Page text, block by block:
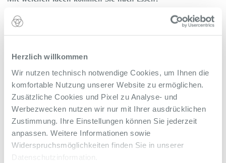
Herzlich willkommen
Wir nutzen technisch notwendige Cookies, um Ihnen die
komfortable Nutzung unserer Website zu ermöglichen.
Zusätzliche Cookies und Pixel zu Analyse- und
Werbezwecken nutzen wir nur mit Ihrer ausdrücklichen
Zustimmung. Ihre Einstellungen können Sie jederzeit
anpassen. Weitere Informationen sowie
Widerspruchsmöglichkeiten finden Sie in unserer
Datenschutzinformation.
Das Endoprothetikzentrum hier ist etabliert und mit
modernsten Methoden bestens aufgestellt. Ich werde
mobilisieren.
Die Vorstellung, eine neue Hüfte ambulant zu
implantieren, den Patienten also nach der Operation
sofort nach Hause zu schicken, halte ich für nicht
richtig. Aber warum sollten wir nicht mithilfe einer
abgestimmten Narkose und einer lokalen
Schmerzmittel-Therapie die Patienten schon am
Wiederherstellung der Beweglichkeit und